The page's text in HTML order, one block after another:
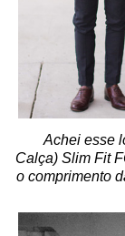
Achei esse
Calça) Slim Fit
o comprimento